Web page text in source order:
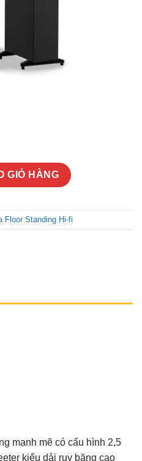
GIỎ HÀNG
Floor Standing Hi-fi
mạnh mẽ có cấu hình 2,5
kiểu dải ruy băng cao